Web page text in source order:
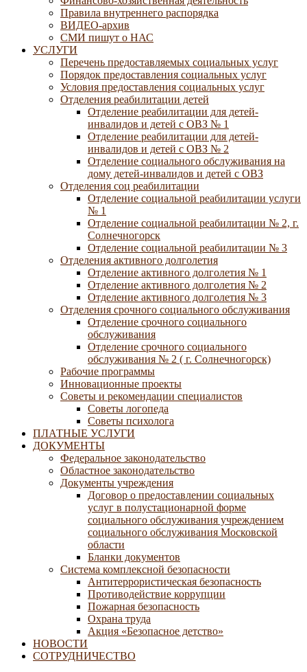
Правила внутреннего распорядка
ВИДЕО-архив
СМИ пишут о НАС
УСЛУГИ
Перечень предоставляемых социальных услуг
Порядок предоставления социальных услуг
Условия предоставления социальных услуг
Отделения реабилитации детей
Отделение реабилитации для детей-
инвалидов и детей с ОВЗ № 1
Отделение реабилитации для детей-
инвалидов и детей с ОВЗ № 2
Отделение социального обслуживания на
дому детей-инвалидов и детей с ОВЗ
Отделения соц реабилитации
Отделение социальной реабилитации услуги
№ 1
Отделение социальной реабилитации № 2, г.
Солнечногорск
Отделение социальной реабилитации № 3
Отделения активного долголетия
Отделение активного долголетия № 1
Отделение активного долголетия № 2
Отделение активного долголетия № 3
Отделения срочного социального обслуживания
Отделение срочного социального
обслуживания
Отделение срочного социального
обслуживания № 2 ( г. Солнечногорск)
Рабочие программы
Инновационные проекты
Советы и рекомендации специалистов
Советы логопеда
Советы психолога
ПЛАТНЫЕ УСЛУГИ
ДОКУМЕНТЫ
Федеральное законодательство
Областное законодательство
Документы учреждения
Договор о предоставлении социальных
услуг в полустационарной форме
социального обслуживания учреждением
социального обслуживания Московской
области
Бланки документов
Система комплексной безопасности
Антитеррористическая безопасность
Противодействие коррупции
Пожарная безопасность
Охрана труда
Акция «Безопасное детство»
НОВОСТИ
СОТРУДНИЧЕСТВО